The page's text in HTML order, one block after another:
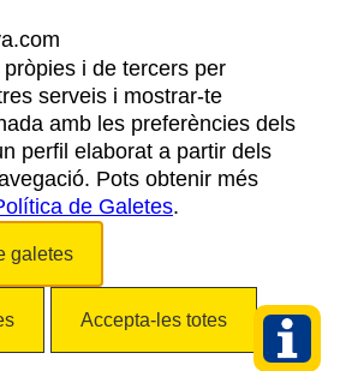
AVÍS LEGAL
DE PRIVACITAT
COOKIES
ACCESSIBILITAT
i de tercers per
serveis i mostrar-te
amb les preferències dels
perfil elaborat a partir dels
Pots obtenir més
de Galetes.
galetes
Accepta-les totes